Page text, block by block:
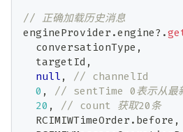
// 正确加载历史消息
engineProvider .engine? .
  conversationType
,
  targetId
,
null ,
// channelId
0 ,
// sentTime 0表示从最
20 ,
// count 获取20条
RCIMIWTimeOrder . before ,